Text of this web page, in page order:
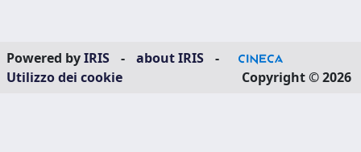
Powered byIRIS - about IRIS
-
Utilizzo dei cookie
Copyright © 2026